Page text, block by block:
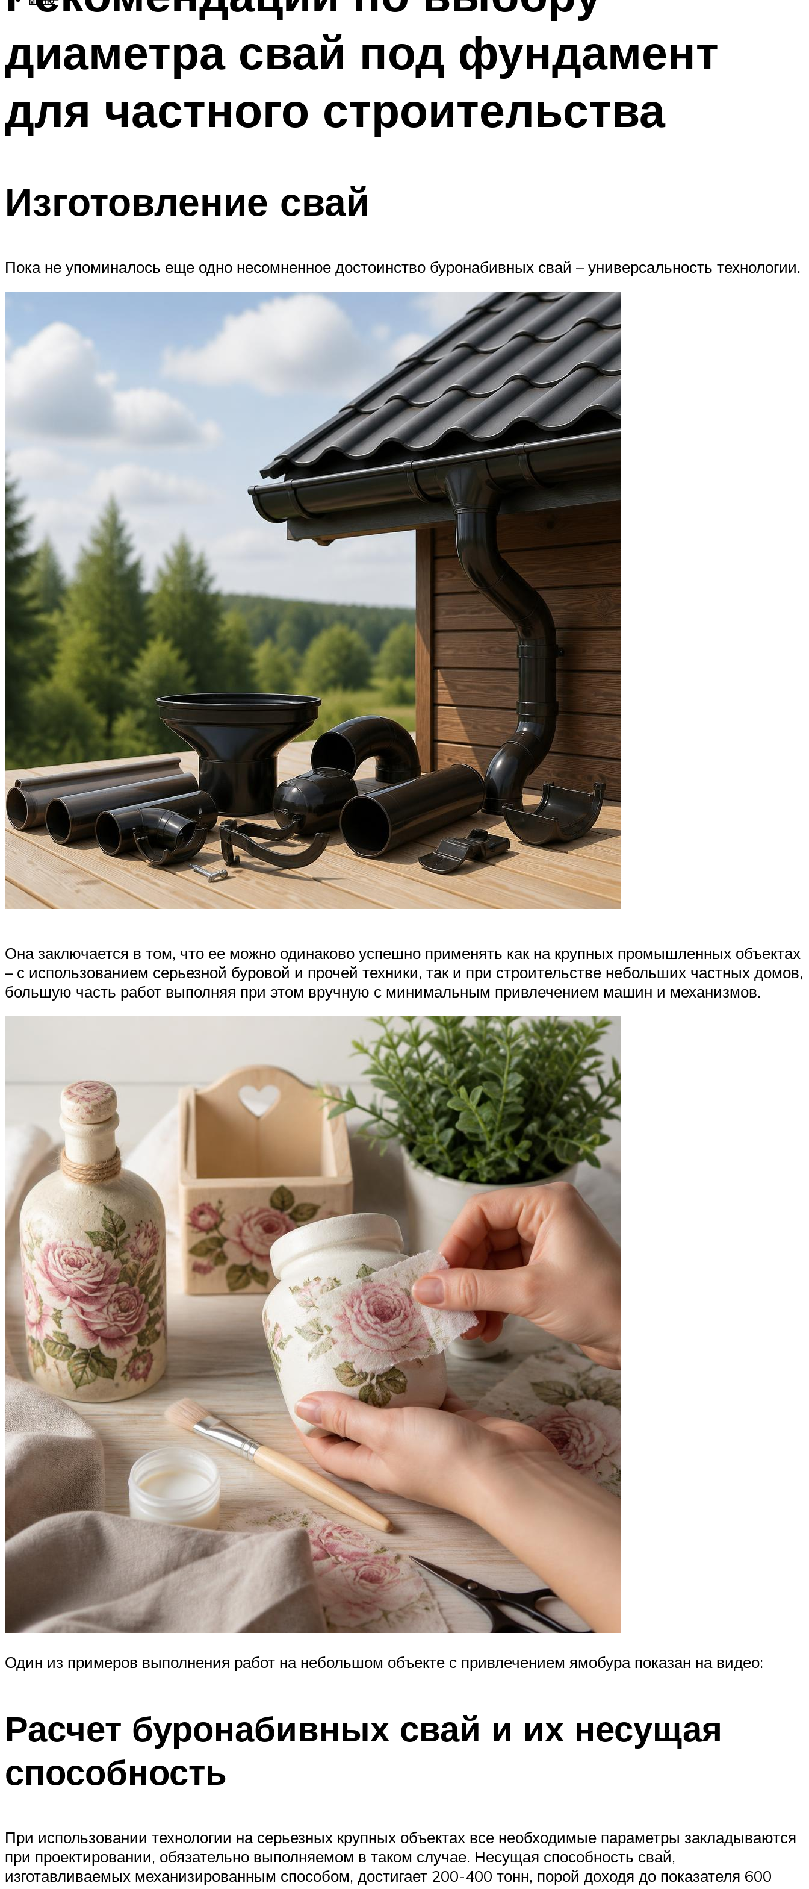
диаметра свай под фундамент
для частного строительства
Изготовление свай
Пока не упоминалось еще одно несомненное достоинство буронабивных свай – универсальность технологии.
Она заключается в том, что ее можно одинаково успешно применять как на крупных промышленных объектах
– с использованием серьезной буровой и прочей техники, так и при строительстве небольших частных домов,
большую часть работ выполняя при этом вручную с минимальным привлечением машин и механизмов.
Один из примеров выполнения работ на небольшом объекте с привлечением ямобура показан на видео:
Расчет буронабивных свай и их несущая
способность
При использовании технологии на серьезных крупных объектах все необходимые параметры закладываются
при проектировании, обязательно выполняемом в таком случае. Несущая способность свай,
изготавливаемых механизированным способом, достигает 200-400 тонн, порой доходя до показателя 600